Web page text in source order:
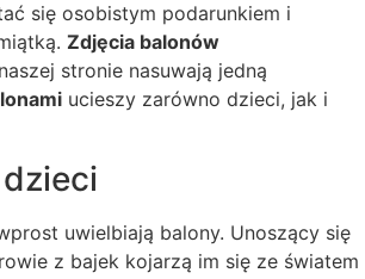
się osobistym podarunkiem i
Zdjęcia balonów
stronie nasuwają jedną
ucieszy zarówno dzieci, jak i
uwielbiają balony. Unoszący się
z bajek kojarzą im się ze światem